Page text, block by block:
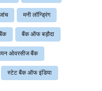
मनी लॉन्ड्रिंग
बैंक ऑफ बड़ौदा
ओवरसीज बैंक
स्टेट बैंक ऑफ इंडिया